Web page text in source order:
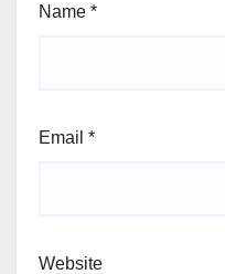
Name *
Email *
Website